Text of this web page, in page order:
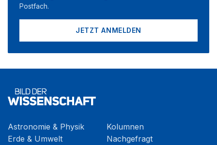
Postfach.
JETZT ANMELDEN
Astronomie & Physik
Erde & Umwelt
Kolumnen
Nachgefragt